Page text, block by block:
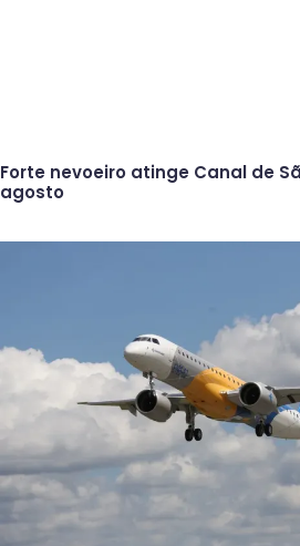
Forte nevoeiro atinge Canal de
agosto